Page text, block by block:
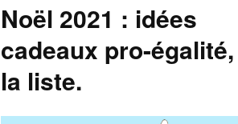
Noël 2021 : idées
cadeaux pro-égalité,
la liste.